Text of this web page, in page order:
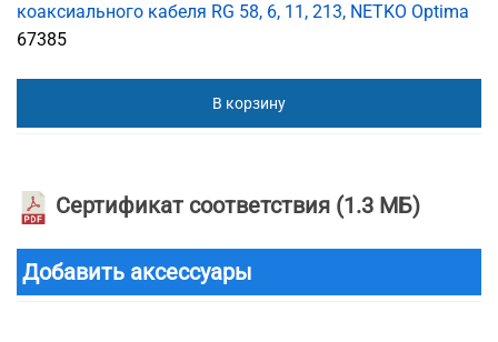
коаксиального кабеля RG 58, 6, 11, 213, NETKO Optima
67385
В корзину
Сертификат соответствия (1.3 МБ)
Добавить аксессуары